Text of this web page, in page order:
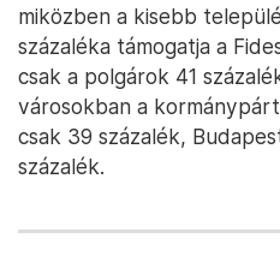
miközben a kisebb
százaléka támogatja a
csak a polgárok 41
városokban a
csak 39 százalék,
százalék.